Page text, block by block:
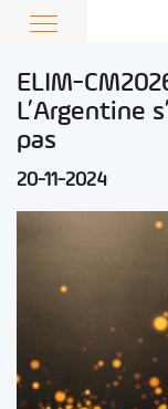
ELIM-
L’Argentine
pas
20-11-2024